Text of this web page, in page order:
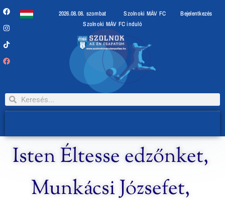
2026.08.08. szombat Szolnoki MÁV FC
Bejelentkezés
Szolnoki MÁV FC induló
Isten Éltesse edzőnket,
Munkácsi Józsefet,